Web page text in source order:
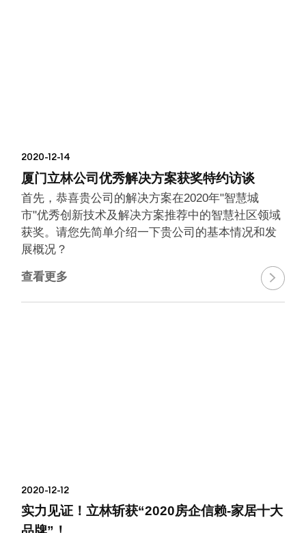
2020-12-14
厦门立林公司优秀解决方案获奖特约访谈
首先，恭喜贵公司的解决方案在2020年"智慧城
市"优秀创新技术及解决方案推荐中的智慧社区领域
获奖。请您先简单介绍一下贵公司的基本情况和发
展概况？
查看更多 
2020-12-12
实力见证！立林斩获“2020房企信赖-家居十大